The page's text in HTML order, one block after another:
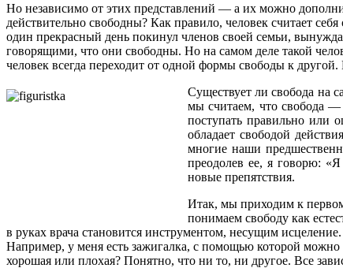
Но независимо от этих представлений — а их можно
действительно свободны? Как правило, человек считает
один прекрасный день покинул членов своей семьи,
говорящими, что они свободны. Но на самом деле такой
человек всегда переходит от одной формы свободы к
Существует ли свобода на
мы считаем, что свобода —
поступать правильно или
обладает свободой
многие наши
преодолев ее, я говорю:
новые препятствия.
Итак, мы приходим к
понимаем свободу как
в руках врача становится инструментом, несущим
Например, у меня есть зажигалка, с помощью которой
хорошая или плохая? Понятно, что ни то, ни другое. Все